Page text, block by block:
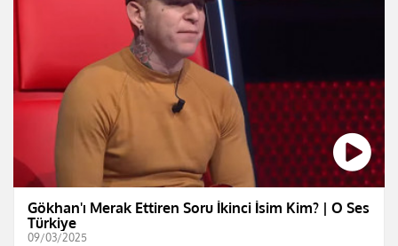
Gökhan'ı Merak Ettiren Soru İkinci İsim Kim? | O Ses
Türkiye
09/03/2025